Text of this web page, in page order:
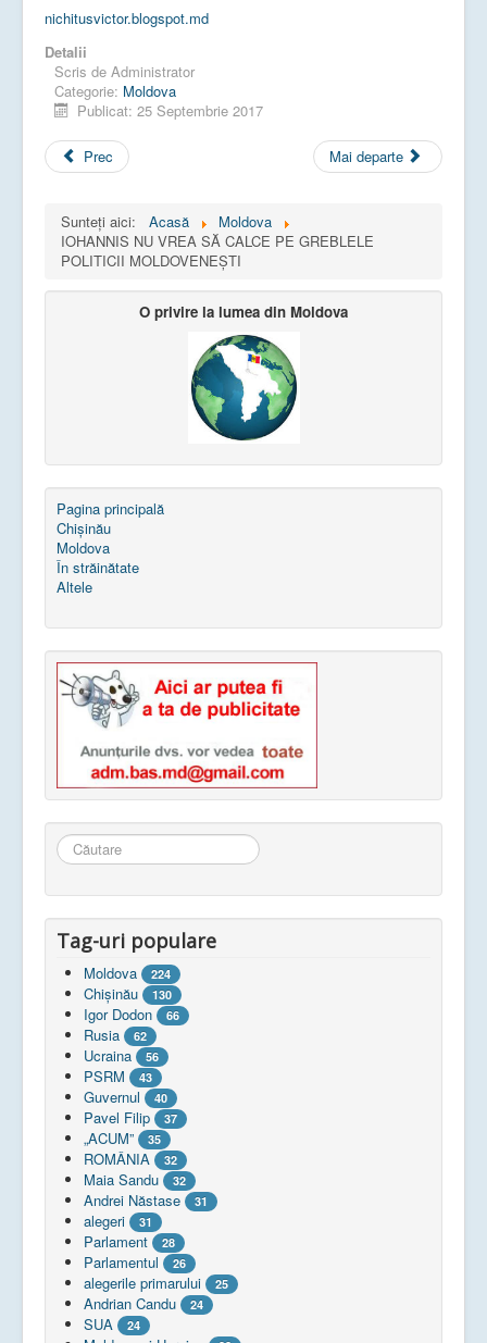
nichitusvictor.blogspot.md
Detalii
Scris de Administrator
Categorie: Moldova
Publicat: 25 Septembrie 2017
Prec Mai departe
Sunteți aici: Acasă
Moldova
IOHANNIS NU VREA SĂ CALCE PE GREBLELE
POLITICII MOLDOVENEȘTI
O privire la lumea din Moldova
Pagina principală
Chișinău
Moldova
În străinătate
Altele
Căutare
...
Tag-uri populare
Moldova 224
Chişinău 130
Igor Dodon 66
Rusia 62
Ucraina 56
PSRM 43
Guvernul 40
Pavel Filip 37
„ACUM” 35
ROMÂNIA 32
Maia Sandu 32
Andrei Năstase 31
alegeri 31
Parlament 28
Parlamentul 26
alegerile primarului 25
Andrian Candu 24
SUA 24